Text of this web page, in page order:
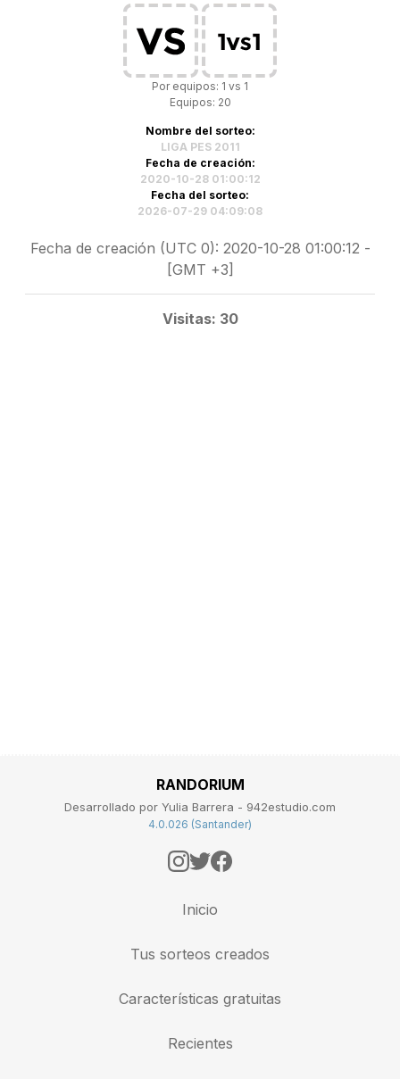
Por equipos: 1 vs 1
Equipos: 20
Nombre del sorteo:
LIGA PES 2011
Fecha de creación:
2020-10-28 01:00:12
Fecha del sorteo:
2026-07-29 04:09:08
Fecha de creación (UTC 0): 2020-10-28 01:00:12 -
[GMT +3]
Visitas: 30
RANDORIUM
Desarrollado por Yulia Barrera - 942estudio.com
4.0.026 (Santander)
Inicio
Tus sorteos creados
Características gratuitas
Recientes